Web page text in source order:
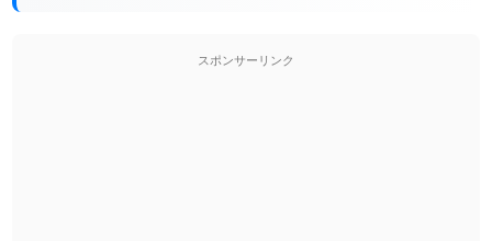
スポンサーリンク